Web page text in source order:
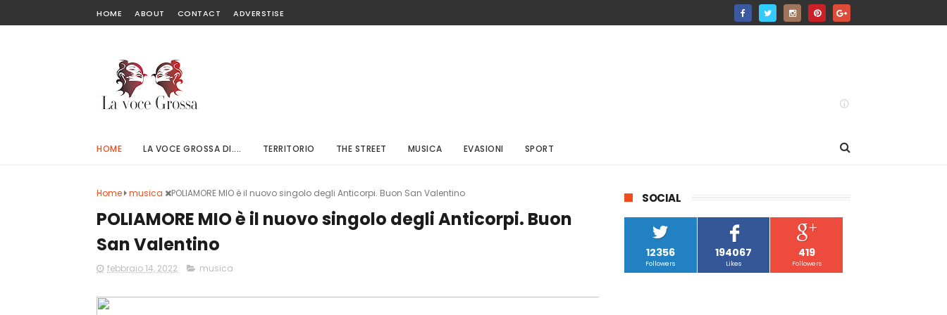
HOME ABOUT CONTACT ADVERSTISE
HOME LA VOCE GROSSA DI.... TERRITORIO THE STREET MUSICA EVASIONI SPORT
Home musica POLIAMORE MIO è il nuovo singolo degli Anticorpi. Buon San Valentino
POLIAMORE MIO è il nuovo singolo degli Anticorpi. Buon
San Valentino
febbraio 14, 2022 musica
SOCIAL
12356
Followers
194067
Likes
419
Followers